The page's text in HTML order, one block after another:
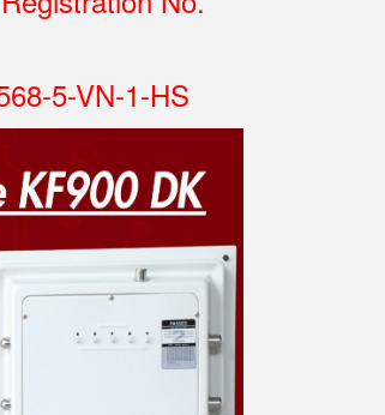
5-VN-1-HS